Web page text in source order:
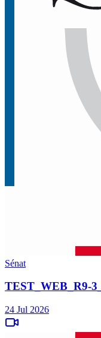
Sénat
TEST_WEB_R9-
24 Jul 2026